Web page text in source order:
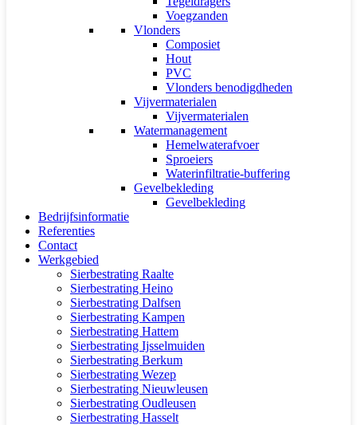
Voegzanden
Vlonders
Composiet
Hout
PVC
Vlonders benodigdheden
Vijvermaterialen
Vijvermaterialen
Watermanagement
Hemelwaterafvoer
Sproeiers
Waterinfiltratie-buffering
Gevelbekleding
Gevelbekleding
Bedrijfsinformatie
Referenties
Contact
Werkgebied
Sierbestrating Raalte
Sierbestrating Heino
Sierbestrating Dalfsen
Sierbestrating Kampen
Sierbestrating Hattem
Sierbestrating Ijsselmuiden
Sierbestrating Berkum
Sierbestrating Wezep
Sierbestrating Nieuwleusen
Sierbestrating Oudleusen
Sierbestrating Hasselt